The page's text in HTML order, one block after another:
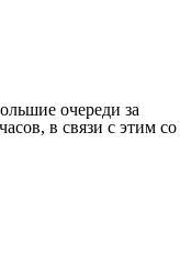
очереди за
в связи с этим со